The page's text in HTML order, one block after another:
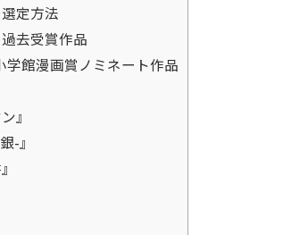
定方法
去受賞作品
館漫画賞ノミネート作品
』
-』